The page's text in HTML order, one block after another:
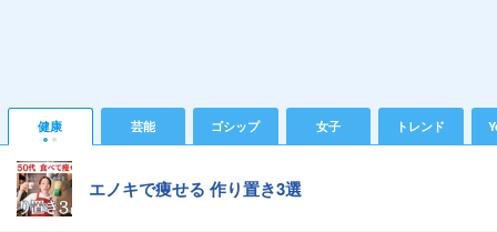
健康 芸能 ゴシップ 女子 トレンド
エノキで痩せる 作り置き3選